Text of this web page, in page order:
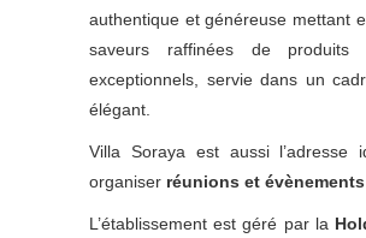
authentique et généreuse mettant
saveurs raffinées de produits
exceptionnels, servie dans un
élégant.
Villa Soraya est aussi l’adresse
organiser réunions et
L’établissement est géré par la